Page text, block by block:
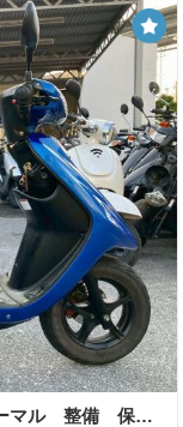
ヤマハ ＪＯＧ ＺＲ ＳＡ３９Ｊ型 ノーマル 整備 保証 自賠責保険